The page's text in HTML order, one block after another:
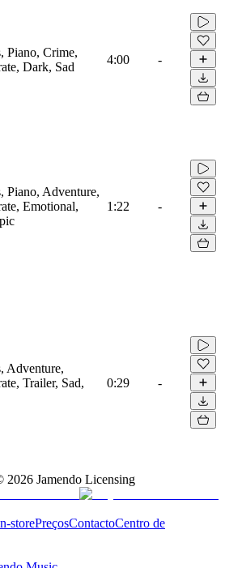
Piano, Crime,
Dark, Sad
4:00 -
Piano, Adventure,
Emotional,
1:22 -
Adventure,
Trailer, Sad,
0:29 -
2026 Jamendo Licensing
storePreçosContactoCentro de